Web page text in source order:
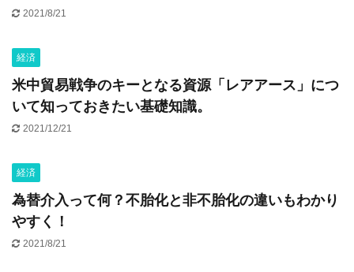
2021/8/21
経済
米中貿易戦争のキーとなる資源「レアアース」につ
いて知っておきたい基礎知識。
2021/12/21
経済
為替介入って何？不胎化と非不胎化の違いもわかり
やすく！
2021/8/21